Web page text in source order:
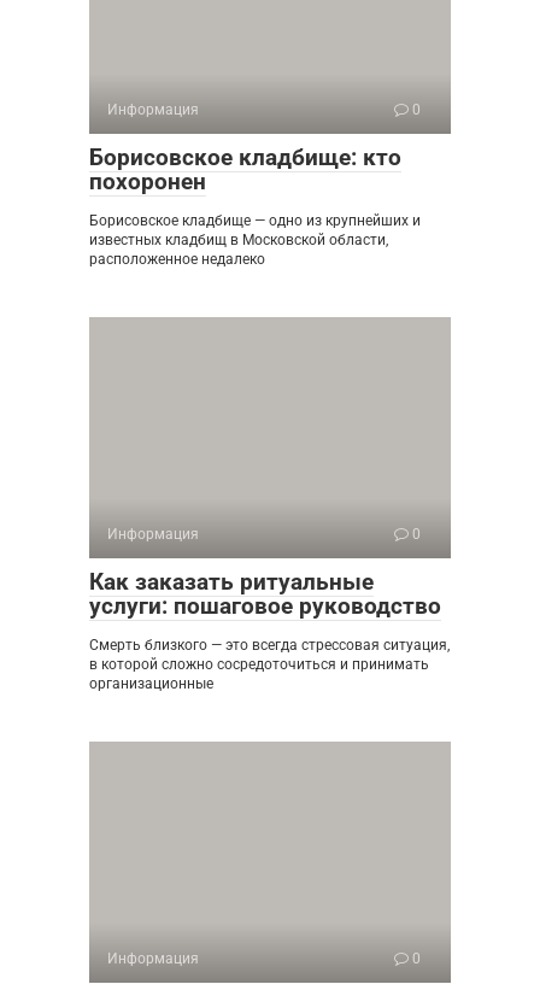
Информация 0
Борисовское кладбище: кто
похоронен
Борисовское кладбище — одно из крупнейших и
известных кладбищ в Московской области,
расположенное недалеко
Информация 0
Как заказать ритуальные
услуги: пошаговое руководство
Смерть близкого — это всегда стрессовая ситуация,
в которой сложно сосредоточиться и принимать
организационные
Информация 0